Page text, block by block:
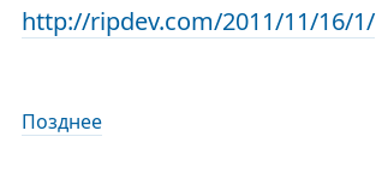
http://ripdev.com/2011/11/16/1/
Позднее